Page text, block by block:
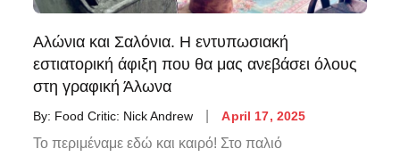
Αλώνια και Σαλόνια. Η εντυπωσιακή
εστιατορική άφιξη που θα μας ανεβάσει όλους
στη γραφική Άλωνα
By: Food Critic: Nick Andrew April 17, 2025
Το περιμέναμε εδώ και καιρό! Στο παλιό